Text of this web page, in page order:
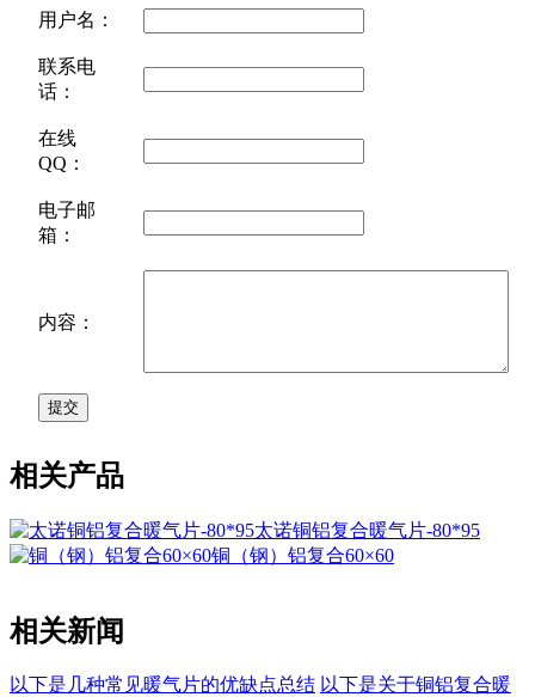
用户名：
联系电
话：
在线
QQ：
电子邮
箱：
内容：
相关产品
太诺铜铝复合暖气片-80*95
铜（钢）铝复合60×60
相关新闻
以下是几种常见暖气片的优缺点总结 以下是关于铜铝复合暖